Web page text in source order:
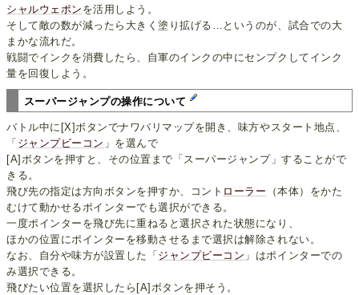
シャルウェポン を活用しよう。
そして敵の数が減ったら大きく塗り拡げる…というのが、試合での大
まかな流れだ。
戦闘でインクを消費したら、自軍のインクの中にセンプクしてインク
量を回復しよう。
スーパージャンプの操作について
バトル中に[X]ボタンでナワバリマップを開き、味方やスタート地点、
「 ジャンプビーコン 」を選んで
[A]ボタンを押すと、その位置まで「スーパージャンプ」することがで
きる。
飛び先の指定は方向ボタンを押すか、コント ローラー （本体）をかた
むけて動かせるポインターでも選択ができる。
一度ポインターを飛び先に重ねると選択された状態になり、
ほかの位置にポインターを移動させるまで選択は解除されない。
なお、自分や味方が設置した「 ジャンプビーコン 」はポインターでの
み選択できる。
飛びたい位置を選択したら[A]ボタンを押そう。